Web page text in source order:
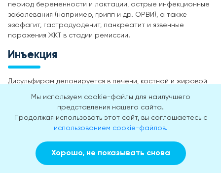
период беременности и лактации, острые инфекционные
заболевания (например, грипп и др. ОРВИ), а также
эзофагит, гастродуоденит, панкреатит и язвенные
поражения ЖКТ в стадии ремиссии.
Инъекция
Дисульфирам депонируется в печени, костной и жировой
инъекции Алгоминал. Укол делают в подлопаточную
область. Чтобы пролонгировать действие препарата
нарколог может сделать 2-3 инъекции в различные
Лекарственное средство работает в среднем один год
(от 10 до 14 месяцев). Срок действия зависит от
Мы используем cookie-файлы для наилучшего
представления нашего сайта.
Продолжая использовать этот сайт, вы соглашаетесь с
использованием cookie-файлов.
Хорошо, не показывать снова
Заказать звонок Вызвать врача на дом